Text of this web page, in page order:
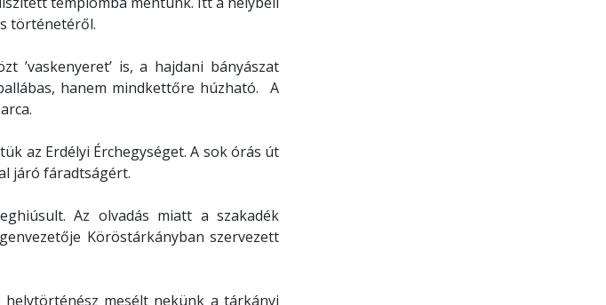
történetéről.
is, a hajdani bányászat
hanem mindkettőre húzható. A
az Erdélyi Érchegységet. A sok órás út
járó fáradtságért.
Az olvadás miatt a szakadék
Köröstárkányban szervezett
mesélt nekünk a tárkányi